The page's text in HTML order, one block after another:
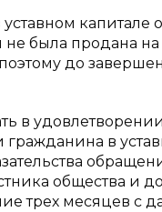
была продана
до
в
в
общества и
трех месяцев с